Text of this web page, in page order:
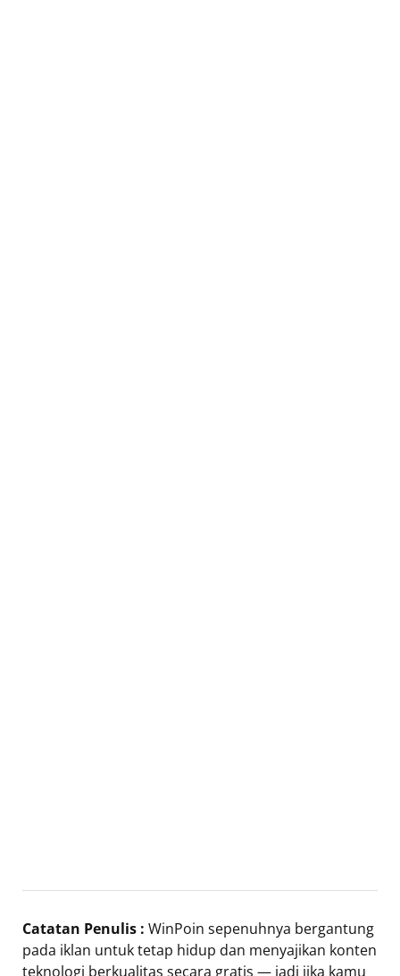
Catatan Penulis : WinPoin sepenuhnya bergantung
pada iklan untuk tetap hidup dan menyajikan konten
teknologi berkualitas secara gratis — jadi jika kamu